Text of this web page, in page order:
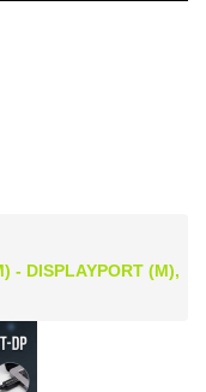
- DISPLAYPORT (M),